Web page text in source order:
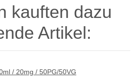
kauften dazu
Artikel: